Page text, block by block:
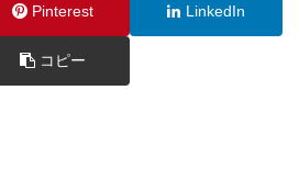
Pinterest LinkedIn
コピー